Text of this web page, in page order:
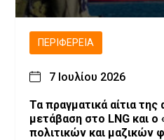
ΠΕΡΙΦΈΡΕΙΑ
7 Ιουλίου 2026
Τα πραγματικά αίτια της
μετάβαση στο LNG και ο «στρουθοκαμηλισμός»
πολιτικών και μαζικών